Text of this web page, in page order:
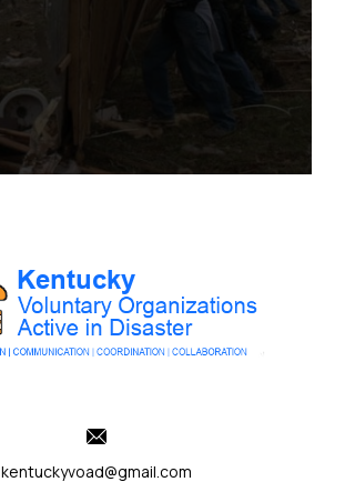
kentuckyvoad@gmail.com